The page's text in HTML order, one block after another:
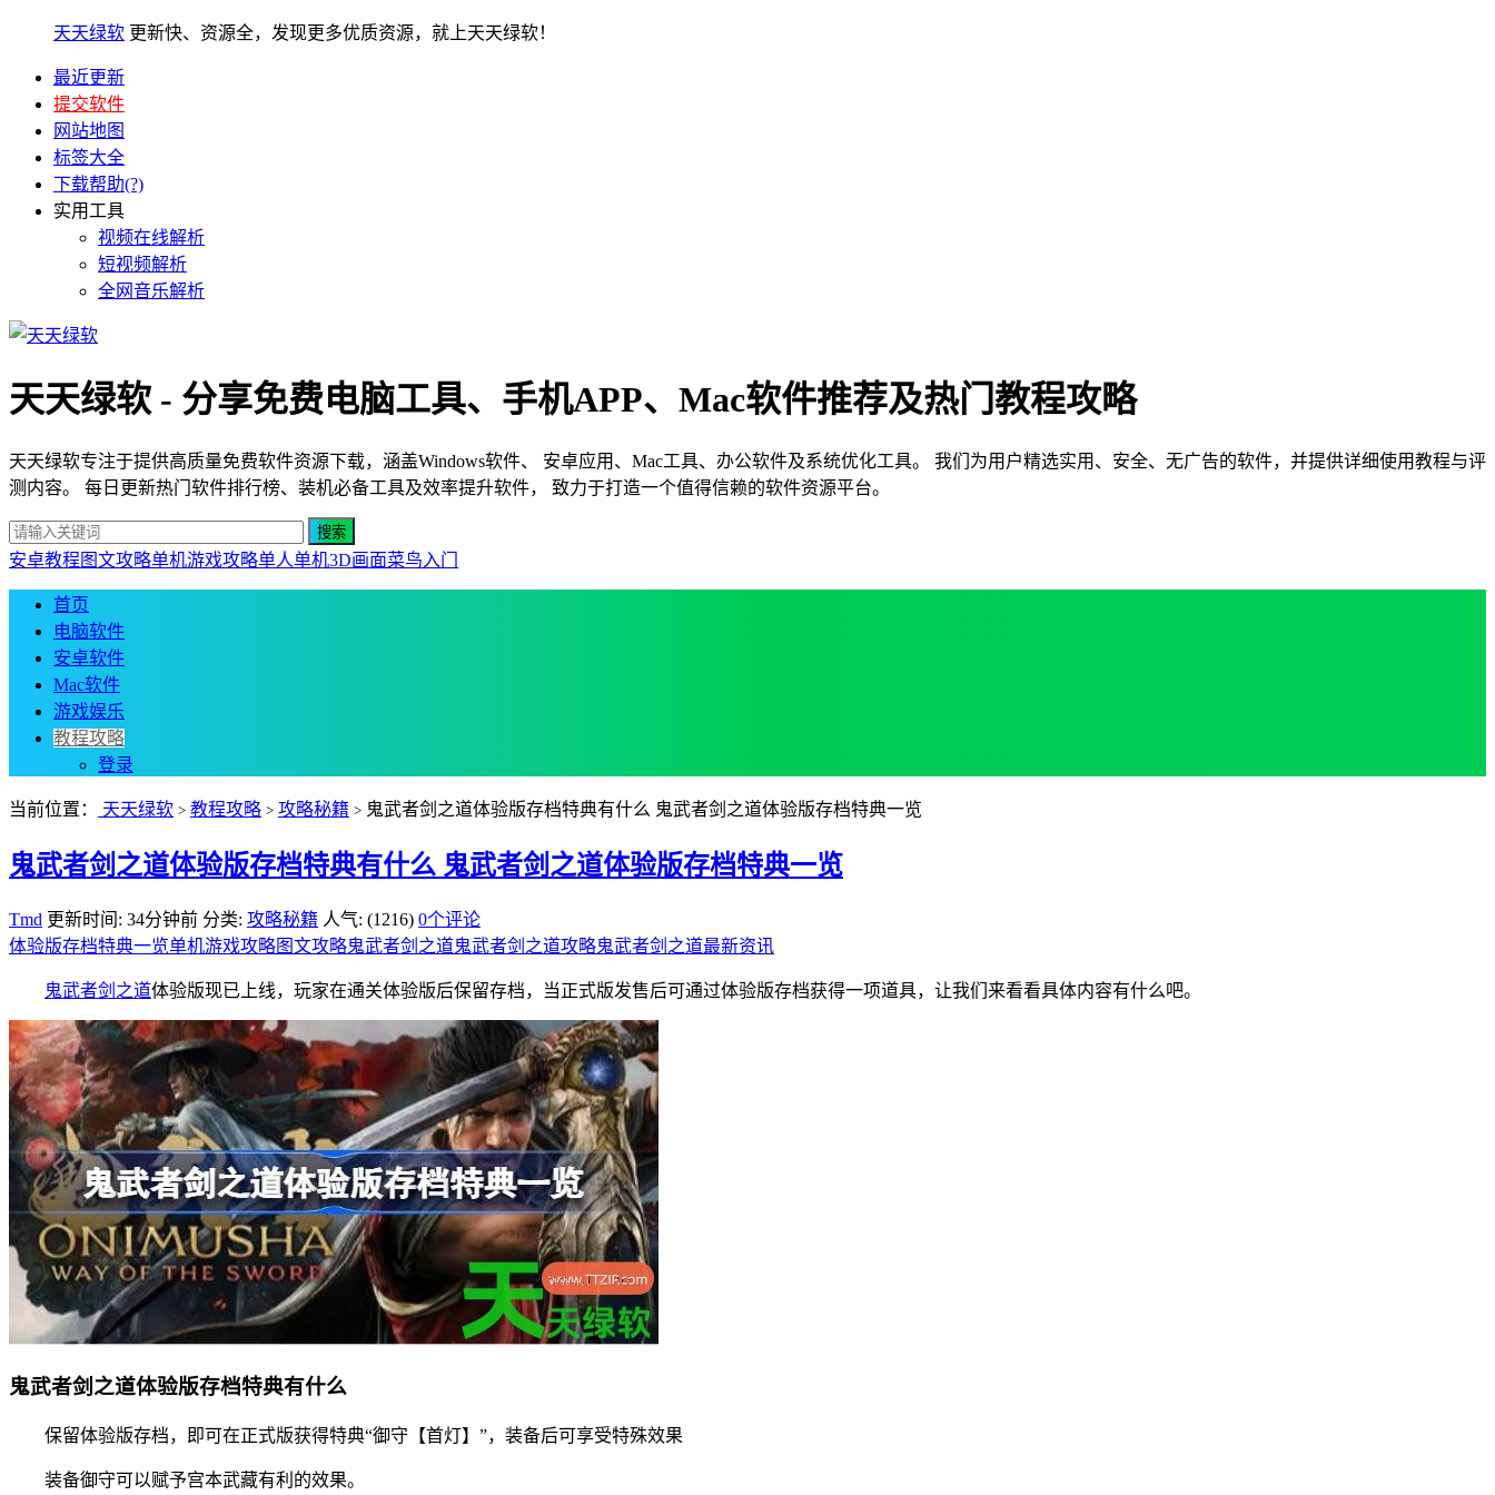
天天绿软 更新快、资源全，发现更多优质资源，就上天天绿软！
最近更新
提交软件
网站地图
标签大全
下载帮助(?)
实用工具
视频在线解析
短视频解析
全网音乐解析
天天绿软 - 分享免费电脑工具、手机APP、Mac软件推荐及热门教程攻略
天天绿软专注于提供高质量免费软件资源下载，涵盖Windows软件、 安卓应用、Mac工具、办公软件及系统优化工具。 我们为用户精选实用、安全、无广告的软件，并提供详细使用教程与评
测内容。 每日更新热门软件排行榜、装机必备工具及效率提升软件， 致力于打造一个值得信赖的软件资源平台。
安卓教程 图文攻略单机游戏攻略单人单机3D画面菜鸟入门
首页
电脑软件
安卓软件
Mac软件
游戏娱乐
教程攻略
登录
当前位置： 天天绿软 > 教程攻略 > 攻略秘籍 > 鬼武者剑之道体验版存档特典有什么 鬼武者剑之道体验版存档特典一览
鬼武者剑之道体验版存档特典有什么 鬼武者剑之道体验版存档特典一览
Tmd 更新时间: 34分钟前 分类: 攻略秘籍 人气: (1216) 0个评论
体验版存档特典一览单机游戏攻略图文攻略鬼武者剑之道鬼武者剑之道攻略鬼武者剑之道最新资讯
鬼武者剑之道体验版现已上线，玩家在通关体验版后保留存档，当正式版发售后可通过体验版存档获得一项道具，让我们来看看具体内容有什么吧。
鬼武者剑之道体验版存档特典有什么
保留体验版存档，即可在正式版获得特典“御守【首灯】”，装备后可享受特殊效果
装备御守可以赋予宫本武藏有利的效果。